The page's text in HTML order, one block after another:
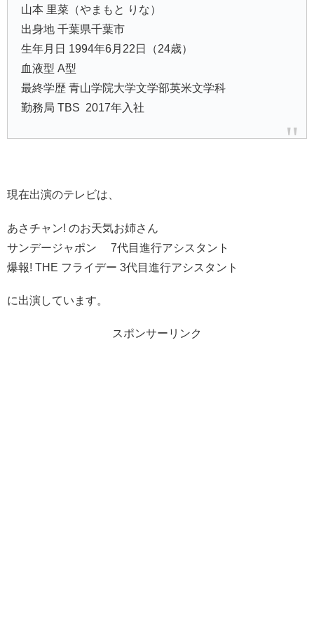
山本 里菜（やまもと りな）
出身地 千葉県千葉市
生年月日 1994年6月22日（24歳）
血液型 A型
最終学歴 青山学院大学文学部英米文学科
勤務局 TBS 2017年入社
現在出演のテレビは、
あさチャン! のお天気お姉さん
サンデージャポン 7代目進行アシスタント
爆報! THE フライデー 3代目進行アシスタント
に出演しています。
スポンサーリンク